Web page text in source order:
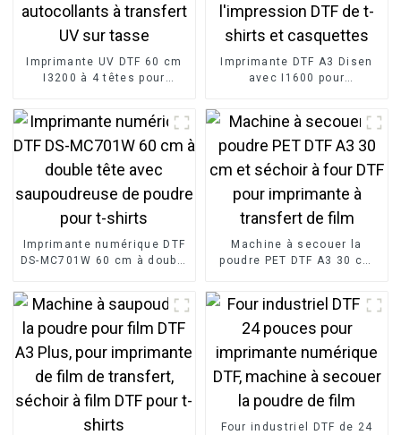
Imprimante UV DTF 60 cm
I3200 à 4 têtes pour
Imprimante DTF A3 Disen
avec I1600 pour
Imprimante numérique DTF
DS-MC701W 60 cm à double
Machine à secouer la
poudre PET DTF A3 30 cm
imprimante à transfert de
film
Four industriel DTF de 24